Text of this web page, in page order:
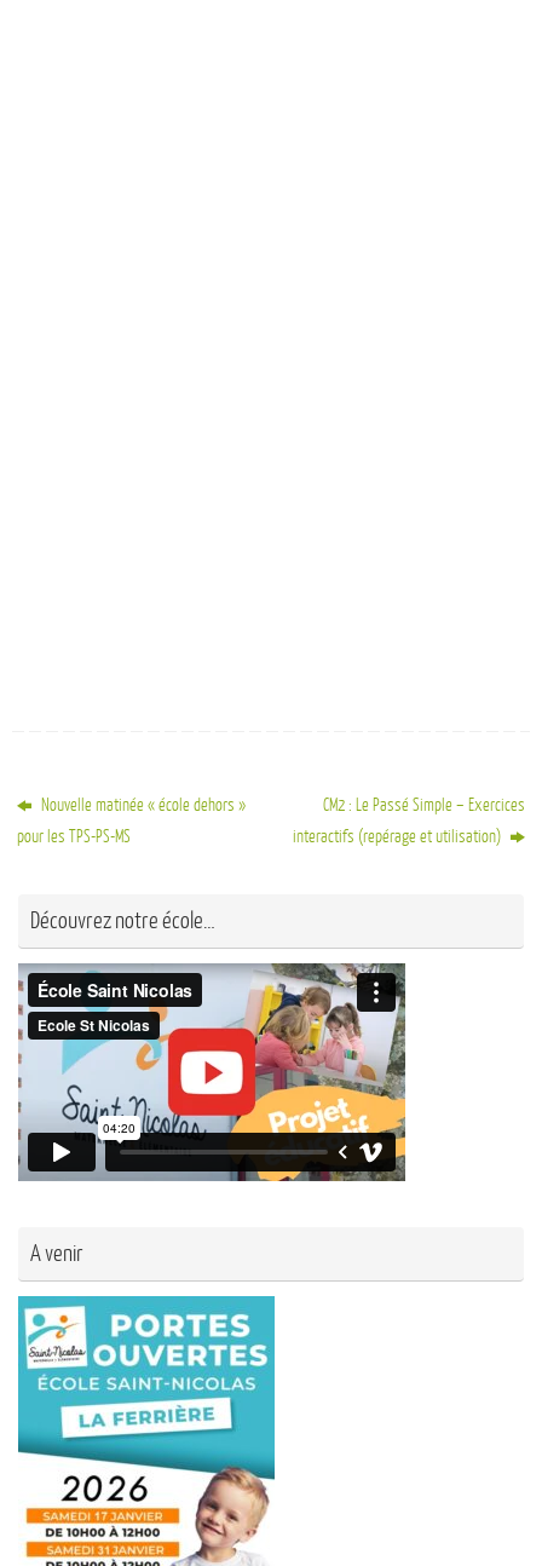
Nouvelle matinée « école dehors »
pour les TPS-PS-MS
CM2 : Le Passé Simple – Exercices
interactifs (repérage et utilisation)
Découvrez notre école…
A venir